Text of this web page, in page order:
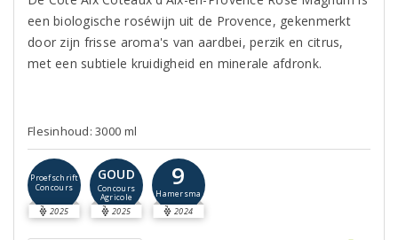
een biologische roséwijn uit de Provence, gekenmerkt
door zijn frisse aroma's van aardbei, perzik en citrus,
met een subtiele kruidigheid en minerale afdronk.
Flesinhoud: 3000 ml
Proefschrift
Concours
2025
GOUD
Concours
Agricole
2025
9
Hamersma
2024